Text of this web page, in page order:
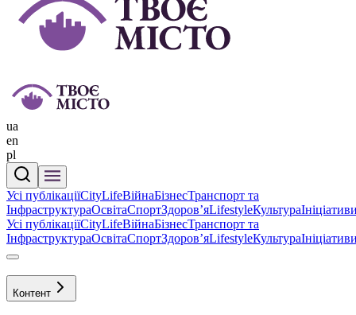
ua
en
pl
Усі публікаціїCityLifeВійнаБізнесТранспорт та
ІнфраструктураОсвітаСпортЗдоровʼяLifestyleКультура
Усі публікаціїCityLifeВійнаБізнесТранспорт та
ІнфраструктураОсвітаСпортЗдоровʼяLifestyleКультура
Контент